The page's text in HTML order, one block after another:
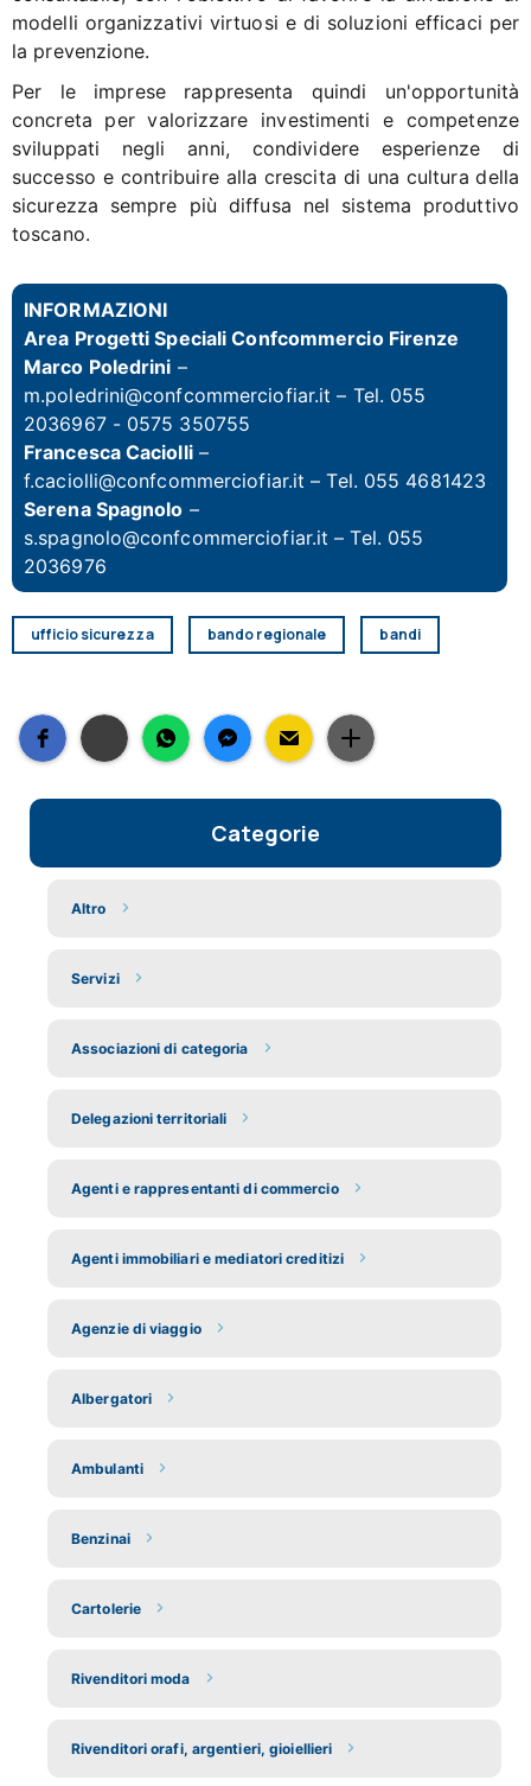
modelli organizzativi virtuosi e di soluzioni efficaci per
la prevenzione.
Per le imprese rappresenta quindi un'opportunità
concreta per valorizzare investimenti e competenze
sviluppati negli anni, condividere esperienze di
successo e contribuire alla crescita di una cultura della
sicurezza sempre più diffusa nel sistema produttivo
toscano.
INFORMAZIONI
Area Progetti Speciali Confcommercio Firenze
Marco Poledrini –
m.poledrini@confcommerciofiar.it – Tel. 055
2036967 - 0575 350755
Francesca Caciolli–
f.caciolli@confcommerciofiar.it – Tel. 055 4681423
Serena Spagnolo –
s.spagnolo@confcommerciofiar.it – Tel. 055
2036976
ufficio sicurezza bando regionale bandi
Categorie
Altro
Servizi
Associazioni di categoria
Delegazioni territoriali
Agenti e rappresentanti di commercio
Agenti immobiliari e mediatori creditizi
Agenzie di viaggio
Albergatori
Ambulanti
Benzinai
Cartolerie
Rivenditori moda
Rivenditori orafi, argentieri, gioiellieri